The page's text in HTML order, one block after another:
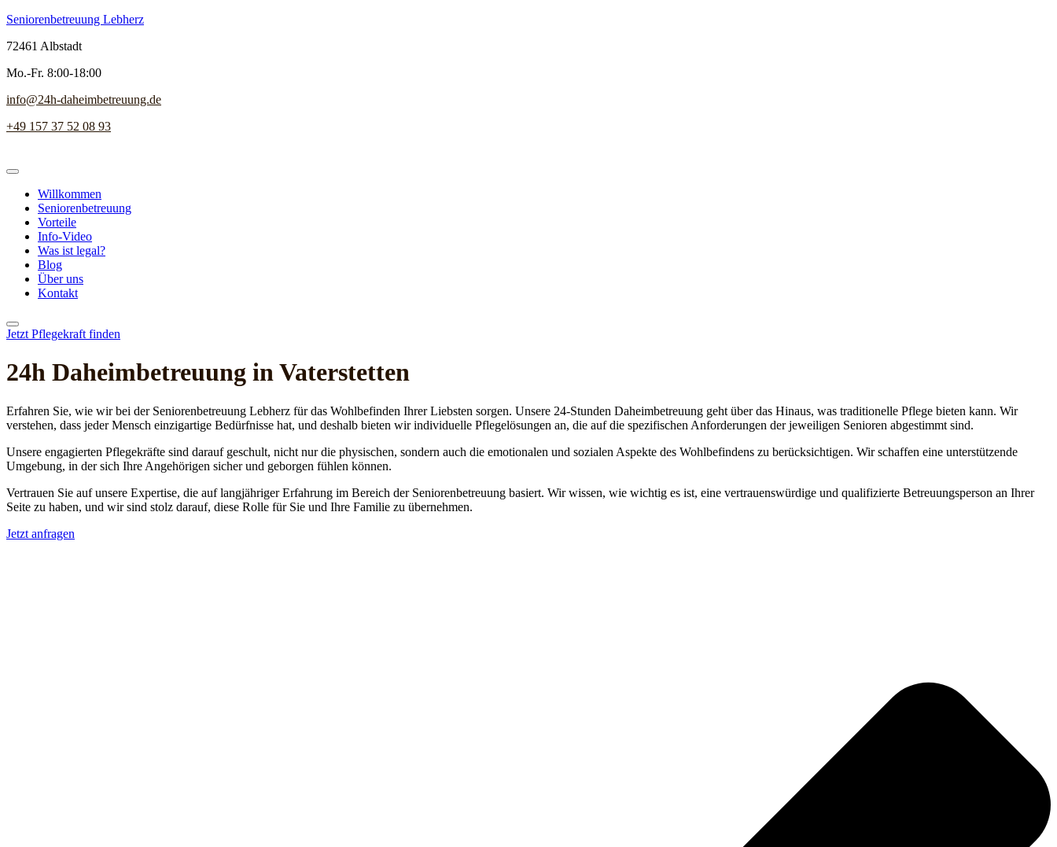
Seniorenbetreuung Lebherz
72461 Albstadt
Mo.-Fr. 8:00-18:00
info@24h-daheimbetreuung.de
+49 157 37 52 08 93
Willkommen
Seniorenbetreuung
Vorteile
Info-Video
Was ist legal?
Blog
Über uns
Kontakt
Jetzt Pflegekraft finden
24h Daheim­betreuung in Vaterstetten
Erfahren Sie, wie wir bei der Seniorenbetreuung Lebherz für das Wohlbefinden Ihrer Liebsten sorgen. Unsere 24-Stunden Daheimbetreuung geht über das Hinaus, was traditionelle Pflege bieten kann. Wir
verstehen, dass jeder Mensch einzigartige Bedürfnisse hat, und deshalb bieten wir individuelle Pflegelösungen an, die auf die spezifischen Anforderungen der jeweiligen Senioren abgestimmt sind.
Unsere engagierten Pflegekräfte sind darauf geschult, nicht nur die physischen, sondern auch die emotionalen und sozialen Aspekte des Wohlbefindens zu berücksichtigen. Wir schaffen eine unterstützende
Umgebung, in der sich Ihre Angehörigen sicher und geborgen fühlen können.
Vertrauen Sie auf unsere Expertise, die auf langjähriger Erfahrung im Bereich der Seniorenbetreuung basiert. Wir wissen, wie wichtig es ist, eine vertrauenswürdige und qualifizierte Betreuungsperson an Ihrer
Seite zu haben, und wir sind stolz darauf, diese Rolle für Sie und Ihre Familie zu übernehmen.
Jetzt anfragen